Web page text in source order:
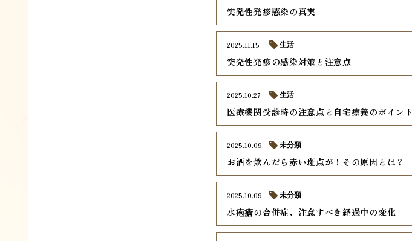
突発性発疹感染の真実
突発性発疹の感染対策と注意点
2025.11.15 生活
医療機関受診時の注意点と自宅療養のポイント
2025.10.27 生活
お酒を飲んだら赤い斑点が！その原因とは？
2025.10.09 未分類
水疱瘡の合併症、注意すべき経過中の変化
2025.10.09 未分類